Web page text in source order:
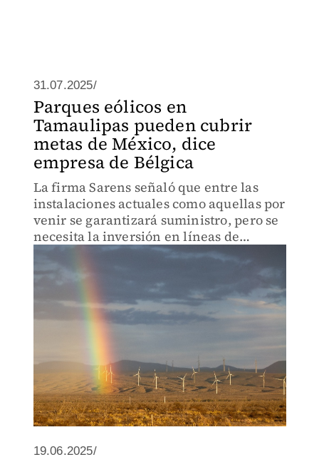
31.07.2025/
Parques eólicos en
Tamaulipas pueden cubrir
metas de México, dice
empresa de Bélgica
La firma Sarens señaló que entre las
instalaciones actuales como aquellas por
venir se garantizará suministro, pero se
necesita la inversión en líneas de
transmisión
19.06.2025/